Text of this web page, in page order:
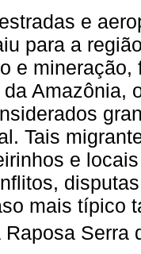
e
para a
e
Amazônia,
Tais
e
mais típico
Raposa Serra